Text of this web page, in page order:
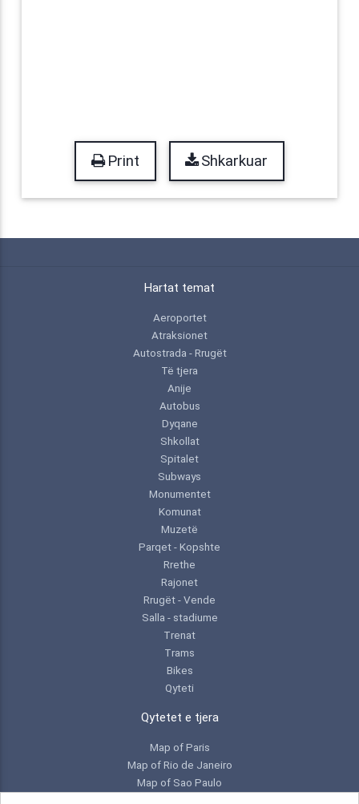
Print Shkarkuar
Hartat temat
Aeroportet
Atraksionet
Autostrada - Rrugët
Të tjera
Anije
Autobus
Dyqane
Shkollat
Spitalet
Subways
Monumentet
Komunat
Muzetë
Parqet - Kopshte
Rrethe
Rajonet
Rrugët - Vende
Salla - stadiume
Trenat
Trams
Bikes
Qyteti
Qytetet e tjera
Map of Paris
Map of Rio de Janeiro
Map of Sao Paulo